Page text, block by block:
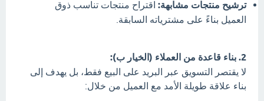
ترشيح منتجات مشابهة: اقتراح منتجات تناسب ذوق
العميل بناءً على مشترياته السابقة.
2. بناء قاعدة من العملاء (الخيار ب):
لا يقتصر التسويق عبر البريد على البيع فقط، بل يهدف إلى
بناء علاقة طويلة الأمد مع العميل من خلال: